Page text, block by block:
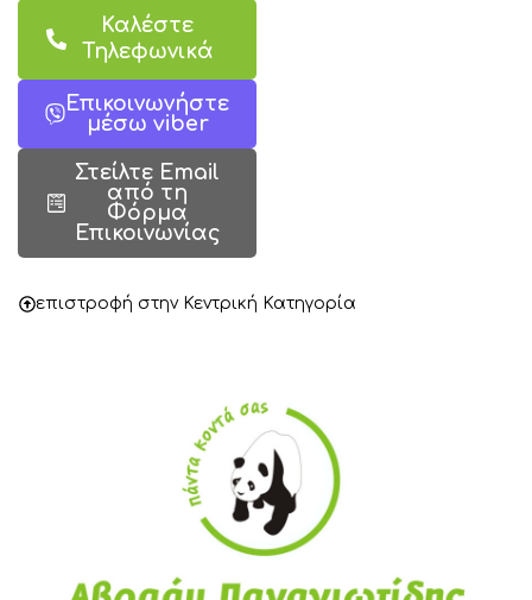
Καλέστε
Τηλεφωνικά
Επικοινωνήστε
μέσω viber
Στείλτε Email
από τη
Φόρμα
Επικοινωνίας
επιστροφή στην Κεντρική Κατηγορία